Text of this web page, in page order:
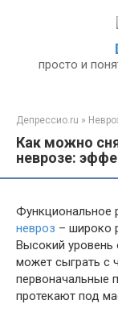
просто и
Депрессио.ru »
Как можно
неврозе:
Функциональное
невроз – широко
Высокий
может сыграть с
первоначальные
протекают под